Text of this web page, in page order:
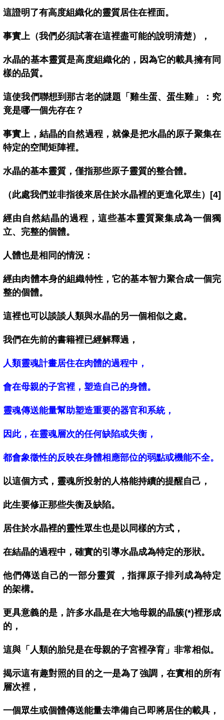
這證明了有高度組織化的靈質居住在裡面。
事實上（我們必須試著在這裡盡可能的說明清楚），
水晶的基本靈質是高度組織化的，因為它的載具擁有同
樣的品質。
這使我們聯想到那古老的謎題「雞生蛋、蛋生雞」：究
竟是哪一個先存在？
事實上，結晶的自然過程，就像是把水晶的原子聚集在
特定的空間矩陣裡。
水晶的基本靈質，僅指那些原子靈質的整合體。
（此處我們並非指後來居住於水晶裡的更進化眾生）[4]
經由自然結晶的過程，這些基本靈質聚集成為一個獨
立、完整的個體。
人體也是相同的情況：
經由肉體本身的組織特性，它的基本智力聚合成一個完
整的個體。
這裡也可以談談人類與水晶的另一個相似之處。
我們在先前的書籍裡已經解釋過，
人類靈魂計畫居住在肉體的過程中，
會在母親的子宮裡，塑造自己的身體。
靈魂傳送能量幫助塑造重要的器官和系統，
因此，在靈魂層次的任何缺陷或失衡，
都會象徵性的反映在身體相應部位的弱點或機能不全。
以這個方式，靈魂所投射的人格能持續的提醒自己，
此生要修正那些失衡及缺陷。
居住於水晶裡的靈性眾生也是以同樣的方式，
在結晶的過程中，確實的引導水晶成為特定的形狀。
他們傳送自己的一部分靈質 ，指揮原子排列成為特定
的架構。
更具意義的是，許多水晶是在大地母親的晶簇(*)裡形成
的，
這與「人類的胎兒是在母親的子宮裡孕育」非常相似。
揭示這有趣對照的目的之一是為了強調，在實相的所有
層次裡，
一個眾生或個體傳送能量去準備自己即將居住的載具，